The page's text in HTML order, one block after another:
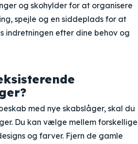
og skohylder for at organisere
spejle og en siddeplads for at
indretningen efter dine behov og
med nye skabslåger, skal du
Du kan vælge mellem forskellige
og farver. Fjern de gamle